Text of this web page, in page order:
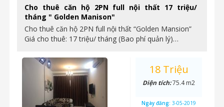
Cho thuê căn hộ 2PN full nội thất 17 triệu/
tháng " Golden Manison"
Cho thuê căn hộ 2PN full nội thất “Golden Mansion”
Giá cho thuê: 17 triệu/ tháng (Bao phí quản lý)…
18 Triệu
Diện tích:75.4 m2
Ngày đăng: 3-05-2019